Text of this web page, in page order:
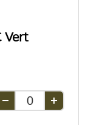
Vert
Retirer
Ajouter